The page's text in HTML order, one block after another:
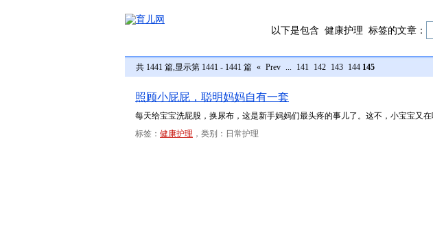
以下是包含 健康护理 标签的文章：
共 1441 篇,显示第 1441 - 1441 篇 « Prev ... 141 142 143 144 145
照顾小屁屁，聪明妈妈自有一套
每天给宝宝洗屁股，换尿布，这是新手妈妈们最头疼的事儿了。这不，小宝宝又
标签： 健康护理 ，类别：日常护理